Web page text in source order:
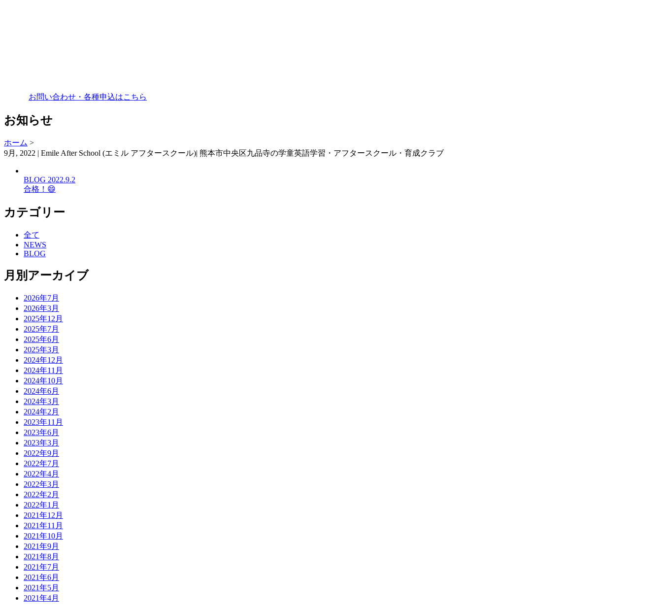
お問い合わせ・各種申込はこちら
お知らせ
ホーム >
9月, 2022 | Emile After School (エミル アフタースクール)| 熊本市中央区九品寺の学童英語学習・アフタースクール・育成クラブ
BLOG 2022.9.2
合格！😄
カテゴリー
全て
NEWS
BLOG
月別アーカイブ
2026年7月
2026年3月
2025年12月
2025年7月
2025年6月
2025年3月
2024年12月
2024年11月
2024年10月
2024年6月
2024年3月
2024年2月
2023年11月
2023年6月
2023年3月
2022年9月
2022年7月
2022年4月
2022年3月
2022年2月
2022年1月
2021年12月
2021年11月
2021年10月
2021年9月
2021年8月
2021年7月
2021年6月
2021年5月
2021年4月